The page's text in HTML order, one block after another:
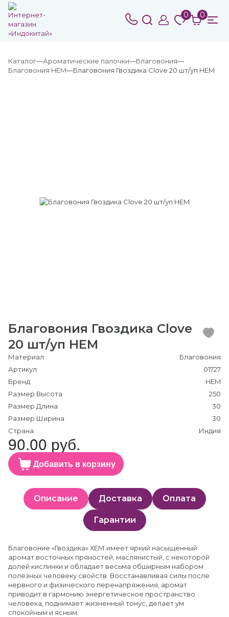
0 0
Каталог Ароматические палочки
Благовония
Благовония HEM
Благовония Гвоздика Clove 20 шт/уп HEM
Благовония Гвоздика Clove
20 шт/уп HEM
Материал
Благовония
Артикул
01727
Бренд
HEM
Размер Высота
250
Размер Длина
30
Размер Ширина
30
Страна
Индия
90.00 руб.
Добавить в корзину
Описание Доставка Оплата
Гарантии
Благовоние «Гвоздика» ХЕМ имеет яркий насыщенный
аромат восточных пряностей, маслянистый, с некоторой
долей кислинки и обладает весьма обширным набором
полезных человеку свойств. Восстанавливая силы после
нервного и физического перенапряжения, аромат
приводит в гармонию энергетическое пространство
человека, поднимает жизненный тонус, делает ум
спокойным и ясным.